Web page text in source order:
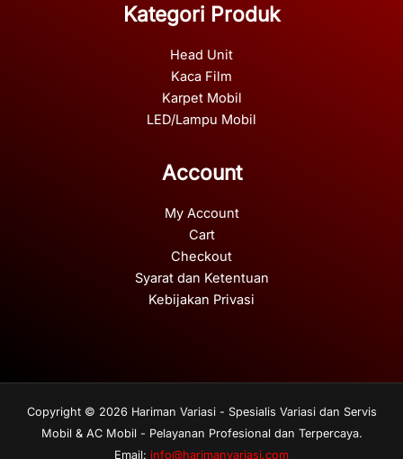
Kategori Produk
Head Unit
Kaca Film
Karpet Mobil
LED/Lampu Mobil
Account
My Account
Cart
Checkout
Syarat dan Ketentuan
Kebijakan Privasi
Copyright © 2026 Hariman Variasi - Spesialis Variasi dan Servis
Mobil & AC Mobil - Pelayanan Profesional dan Terpercaya.
Email: info@harimanvariasi.com